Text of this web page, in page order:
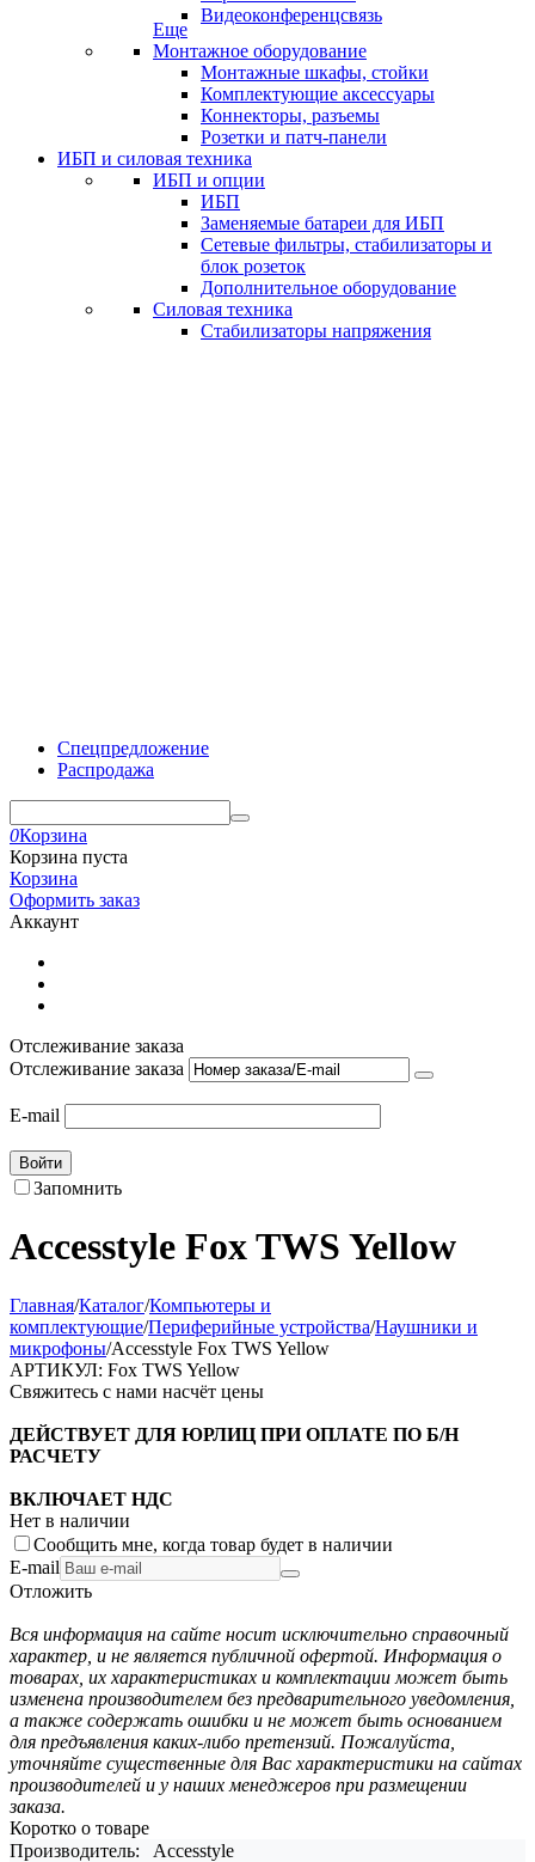
Видеоконференцсвязь
Еще
Монтажное оборудование
Монтажные шкафы, стойки
Комплектующие аксессуары
Коннекторы, разъемы
Розетки и патч-панели
ИБП и силовая техника
ИБП и опции
ИБП
Заменяемые батареи для ИБП
Сетевые фильтры, стабилизаторы и
блок розеток
Дополнительное оборудование
Силовая техника
Стабилизаторы напряжения
Спецпредложение
Распродажа
0Корзина
Корзина пуста
Корзина
Оформить заказ
Аккаунт
Отслеживание заказа
Отслеживание заказа
E-mail
Войти
Запомнить
Accesstyle Fox TWS Yellow
Главная/Каталог/Компьютеры и
комплектующие/Периферийные устройства/Наушники и
микрофоны/Accesstyle Fox TWS Yellow
АРТИКУЛ: Fox TWS Yellow
Свяжитесь с нами насчёт цены
ДЕЙСТВУЕТ ДЛЯ ЮРЛИЦ ПРИ ОПЛАТЕ ПО Б/Н
РАСЧЕТУ
ВКЛЮЧАЕТ НДС
Нет в наличии
Сообщить мне, когда товар будет в наличии
E-mail
Отложить
Вся информация на сайте носит исключительно справочный
характер, и не является публичной офертой. Информация о
товарах, их характеристиках и комплектации может быть
изменена производителем без предварительного уведомления,
а также содержать ошибки и не может быть основанием
для предъявления каких-либо претензий. Пожалуйста,
уточняйте существенные для Вас характеристики на сайтах
производителей и у наших менеджеров при размещении
заказа.
Коротко о товаре
Производитель:
Accesstyle